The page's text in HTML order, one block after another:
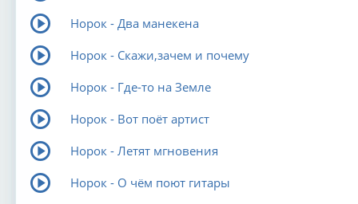
Норок - Два манекена
Норок - Скажи,зачем и почему
Норок - Где-то на Земле
Норок - Вот поёт артист
Норок - Летят мгновения
Норок - О чём поют гитары